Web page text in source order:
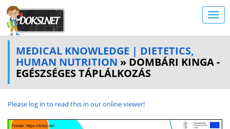
MEDICAL KNOWLEDGE | DIETETICS,
HUMAN NUTRITION » DOMBÁRI KINGA -
EGÉSZSÉGES TÁPLÁLKOZÁS
Please log in to read this in our online viewer!